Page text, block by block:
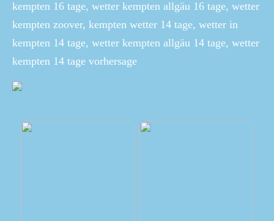
kempten 16 tage, wetter kempten allgäu 16 tage, wetter
kempten zoover, kempten wetter 14 tage, wetter in
kempten 14 tage, wetter kempten allgäu 14 tage, wetter
kempten 14 tage vorhersage